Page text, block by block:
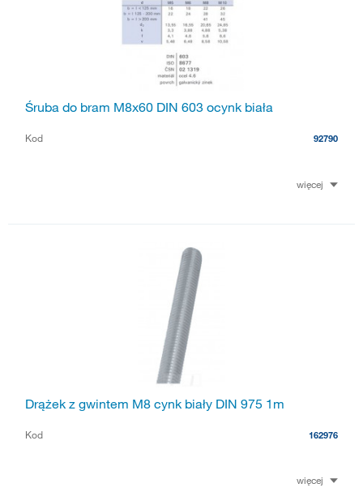
Śruba do bram M8x60 DIN 603 ocynk biała
Kod 92790
więcej
Drążek z gwintem M8 cynk biały DIN 975 1m
Kod 162976
więcej